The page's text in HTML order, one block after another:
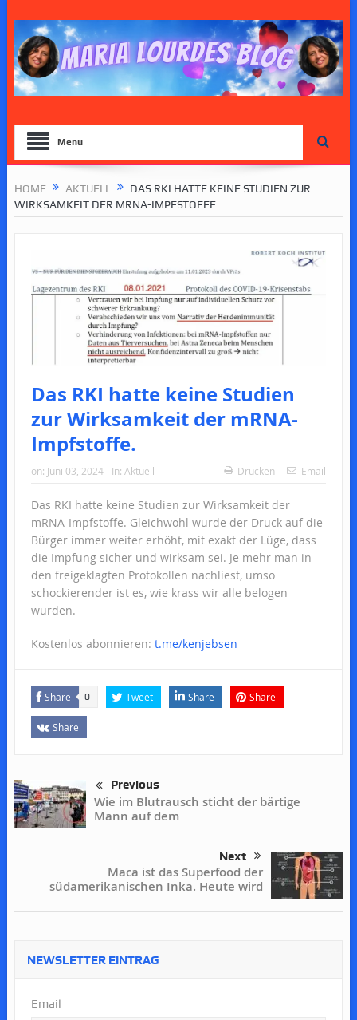
Menu
HOME AKTUELL
DAS RKI HATTE KEINE STUDIEN ZUR
WIRKSAMKEIT DER MRNA-IMPFSTOFFE.
Das RKI hatte keine Studien
zur Wirksamkeit der mRNA-
Impfstoffe.
on: Juni 03, 2024 In: Aktuell Drucken Email
Das RKI hatte keine Studien zur Wirksamkeit der
mRNA-Impfstoffe. Gleichwohl wurde der Druck auf die
Bürger immer weiter erhöht, mit exakt der Lüge, dass
die Impfung sicher und wirksam sei. Je mehr man in
den freigeklagten Protokollen nachliest, umso
schockierender ist es, wie krass wir alle belogen
wurden.
Kostenlos abonnieren: t.me/kenjebsen
Share 0 Tweet Share Share
Share
Previous
Wie im Blutrausch sticht der bärtige
Mann auf dem
Next
Maca ist das Superfood der
südamerikanischen Inka. Heute wird
NEWSLETTER EINTRAG
Email